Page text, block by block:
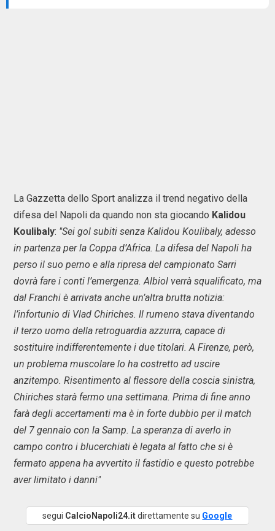
La Gazzetta dello Sport analizza il trend negativo della
difesa del Napoli da quando non sta giocando Kalidou
Koulibaly: "Sei gol subiti senza Kalidou Koulibaly, adesso
in partenza per la Coppa d’Africa. La difesa del Napoli ha
perso il suo perno e alla ripresa del campionato Sarri
dovrà fare i conti l’emergenza. Albiol verrà squalificato, ma
dal Franchi è arrivata anche un’altra brutta notizia:
l’infortunio di Vlad Chiriches. Il rumeno stava diventando
il terzo uomo della retroguardia azzurra, capace di
sostituire indifferentemente i due titolari. A Firenze, però,
un problema muscolare lo ha costretto ad uscire
anzitempo. Risentimento al flessore della coscia sinistra,
Chiriches starà fermo una settimana. Prima di fine anno
farà degli accertamenti ma è in forte dubbio per il match
del 7 gennaio con la Samp. La speranza di averlo in
campo contro i blucerchiati è legata al fatto che si è
fermato appena ha avvertito il fastidio e questo potrebbe
aver limitato i danni"
segui CalcioNapoli24.itdirettamente su Google